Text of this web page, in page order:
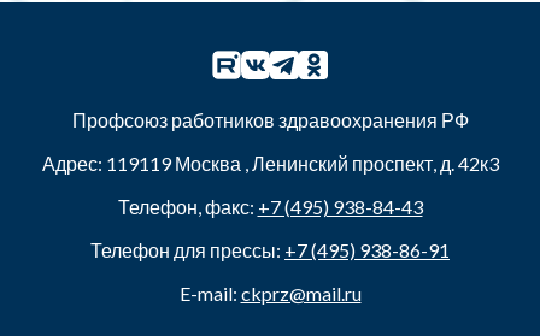
Профсоюз работников здравоохранения РФ
Адрес: 119119Москва ,Ленинский проспект, д. 42к3
Телефон, факс: +7 (495) 938-84-43
Телефон для прессы: +7 (495) 938-86-91
E-mail: ckprz@mail.ru